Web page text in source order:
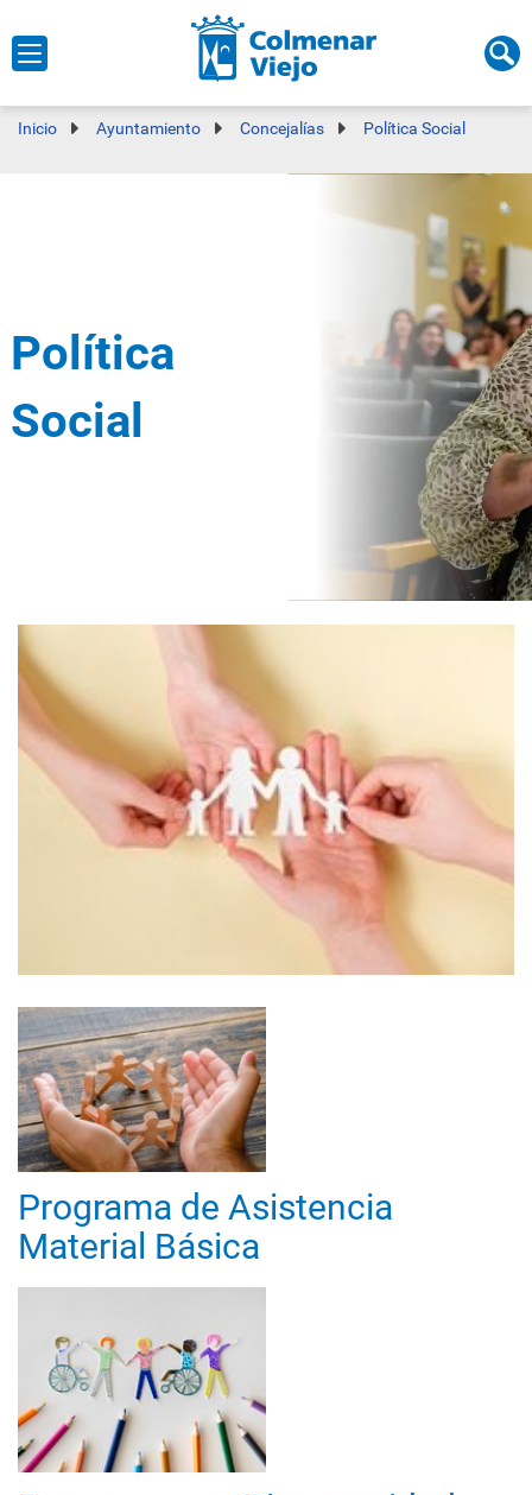
Inicio Ayuntamiento Concejalías Política Social
Política
Social
Programa de Asistencia
Material Básica